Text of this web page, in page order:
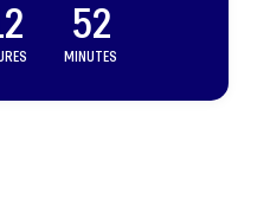
52
MINUTES